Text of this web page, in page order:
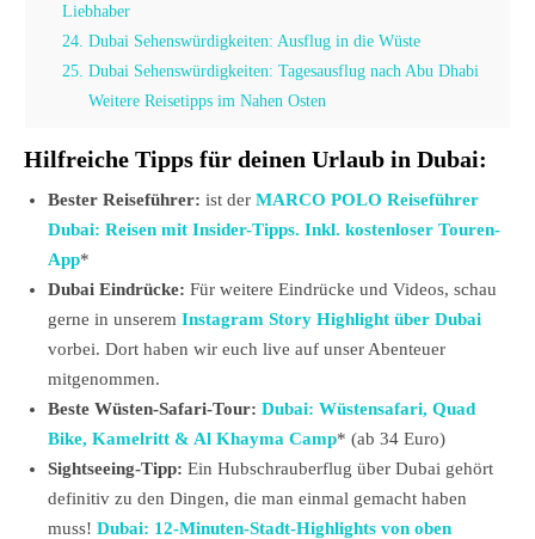
Liebhaber
24. Dubai Sehenswürdigkeiten: Ausflug in die Wüste
25. Dubai Sehenswürdigkeiten: Tagesausflug nach Abu Dhabi
Weitere Reisetipps im Nahen Osten
Hilfreiche Tipps für deinen Urlaub in Dubai:
Bester Reiseführer: ist der MARCO POLO Reiseführer
Dubai: Reisen mit Insider-Tipps. Inkl. kostenloser Touren-
App*
Dubai Eindrücke: Für weitere Eindrücke und Videos, schau
gerne in unserem Instagram Story Highlight über Dubai
vorbei. Dort haben wir euch live auf unser Abenteuer
mitgenommen.
Beste Wüsten-Safari-Tour: Dubai: Wüstensafari, Quad
Bike, Kamelritt & Al Khayma Camp* (ab 34 Euro)
Sightseeing-Tipp: Ein Hubschrauberflug über Dubai gehört
definitiv zu den Dingen, die man einmal gemacht haben
muss! Dubai: 12-Minuten-Stadt-Highlights von oben